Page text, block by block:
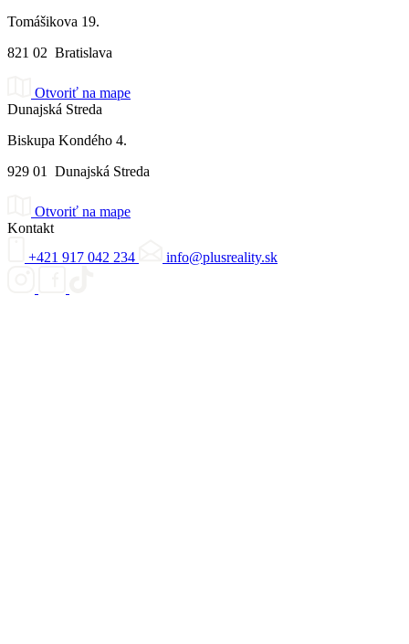
Tomášikova 19.
821 02 Bratislava
Otvoriť na mape
Dunajská Streda
Biskupa Kondého 4.
929 01 Dunajská Streda
Otvoriť na mape
Kontakt
+421 917 042 234
info@plusreality.sk